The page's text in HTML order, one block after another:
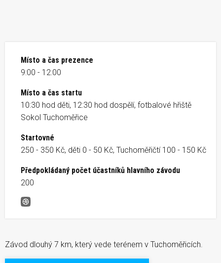
Místo a čas prezence
9:00 - 12:00
Místo a čas startu
10:30 hod děti, 12:30 hod dospělí, fotbalové hřiště
Sokol Tuchoměřice
Startovné
250 - 350 Kč, děti 0 - 50 Kč, Tuchoměřičtí 100 - 150 Kč
Předpokládaný počet účastníků hlavního závodu
200
Tuchoměřice běží
Závod dlouhý 7 km, který vede terénem v Tuchoměřicích.